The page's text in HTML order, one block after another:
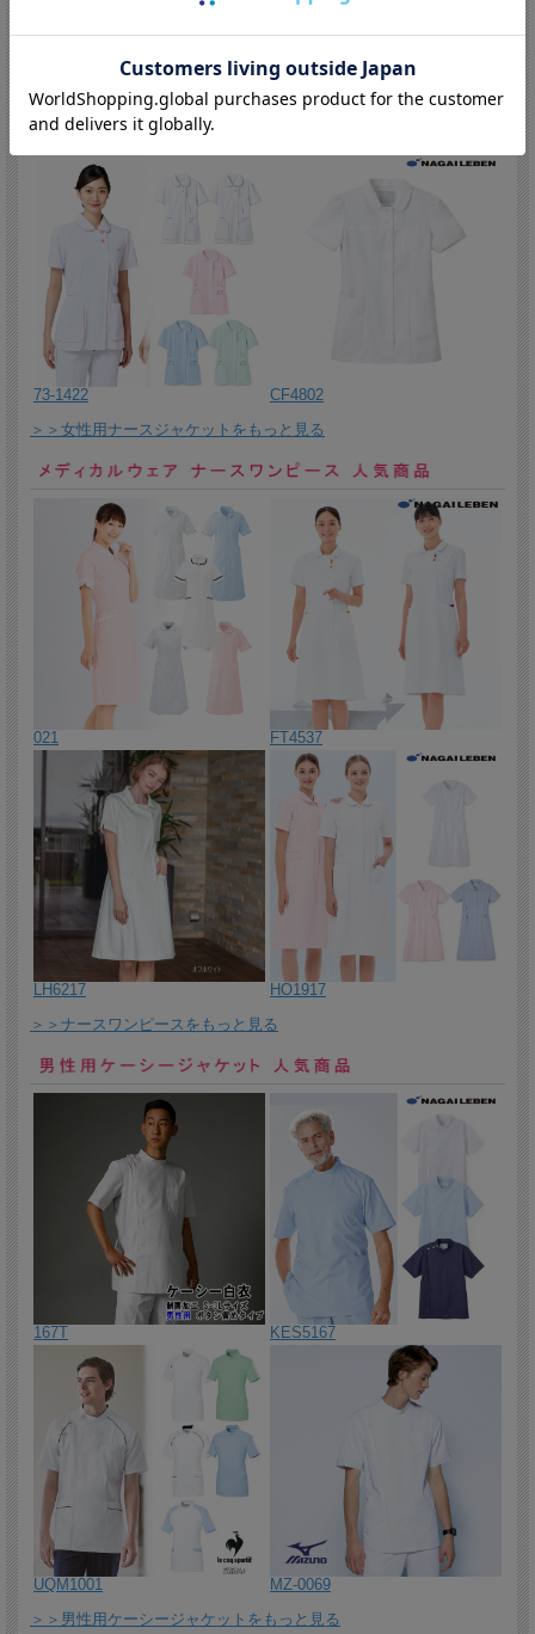
2026/4/24 腕が楽に上げられる、男女兼用ジャージジャケット。
2026/4/23 やさしい色合いが素直で誠実な印象を与えるボタンダウ
ンの男女兼用半袖ニットシャツ。
2026/4/22 吸水収納ケース。雨に濡れたレインコートや折りたたみ
傘をサッと収納。
2026/4/21 着心地ゆったりおしゃれなレインスーツ。
2026/4/20 自転車での通勤通学にぴったりのレインコート。手甲カ
バー付きで手の甲まで覆うことが出来ます。
2026/4/17 高耐久・高機能なレインウェア。日本製品質ならではの
高い防水性と撥水性。上下セットレインウェア。
2026/4/16 雨の日の自転車での通勤通学に便利なレインバイザー。
晴れの日も日焼けから顔を守るUVカット率90％。
2026/4/15 リュックサックの上から着用できるレインウェア。首の
動きに合わせてフードが動くので、視界良好です。
2026/4/14 2wayタイプのリカバリーサンダル。高いクッション性と
2026/4/13 手を触れずにサッと脱ぎ履きできるナースシューズ。抗
菌防臭加工男女兼用。
2026/4/10 まるで雲の上を歩くような極ふわクッションソールのナ
ースシューズ。
2026/4/9 冬の寒さや夏の冷房などで足先の冷えがつらい。そんな方
にお勧めしたいナースサンダルです。
2026/4/8 ミセス・グロスマンのウエストポーチ＆ショルダーバッグ
の２wayバッグ。作業の邪魔になりにくいコンパクトサイズ。
2026/4/7 ミセス・グロスマンのウエストポーチ＆ショルダーバッグ
の２wayバッグ。体にフィットする平面タイプです。
2026/4/6 ミセス・グロスマンのサラッとした肌触りでシワになりに
くいスクラブ。子供が喜ぶ可愛いワッペン付き。
2026/4/3 ミッシェルクランのカーディガン。合わせやすいベーシッ
クなシルエット。花型のボタンがアクセントに。
2026/4/2 ミッシェルクランのナースワンピース。ウエストのパイピ
ングで脚長効果。長めの着丈と厚手の生地で安心感があります。
2026/4/1 ミッシェルクランの着脱しやすいフロントファスナー仕様
の 上品なワンピース。
2026/3/31 毛玉のできにくいカーディガン。シェイプラインにこだ
2026/3/30 袖口のフリルとウエストを絞ったシルエットでエレガン
トな印象のカーディガン。
2026/3/27 腕が動かしやすいラグランスリーブのワンピース。柔ら
かなシルエットが好印象を与えます。
2026/3/26 柔らかな印象を与えるカラー展開の男女兼用ポロシャ
ツ。着心地の良いストレッチ素材です。
2026/3/25 赤外線の働きで疲労軽減をサポートする男女兼用のリカ
バリーレギンス。
2026/3/24 赤外線の働きで疲労軽減をサポートする男女兼用のリカ
バリーインナーVネック。
2026/3/23 生地の切り替えがスポーティなブルゾン。Vネックで首元
がすっきり見えます。
2026/3/19 内外に複数のポケット付きで便利な男女兼用ブルゾン。
2026/3/18 おしゃれなマタニティナースパンツ。伸びるリブ素材を
使用し、ウエストは調整ゴム仕様なのでお好みのフィット感に。
2026/3/17 おしゃれなマタニティジャケット。ウエストのタックや
ゴムギャザー使いとお尻がすっぽり隠れる丈でお腹を優しく包みま
73-1422
CF4802
＞＞女性用ナースジャケットをもっと見る
021 FT4537
LH6217
HO1917
＞＞ナースワンピースをもっと見る
167T KES5167
UQM1001
MZ-0069
＞＞男性用ケーシージャケットをもっと見る